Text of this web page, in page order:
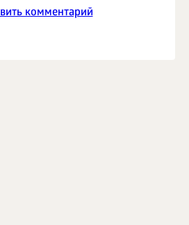
комментарий